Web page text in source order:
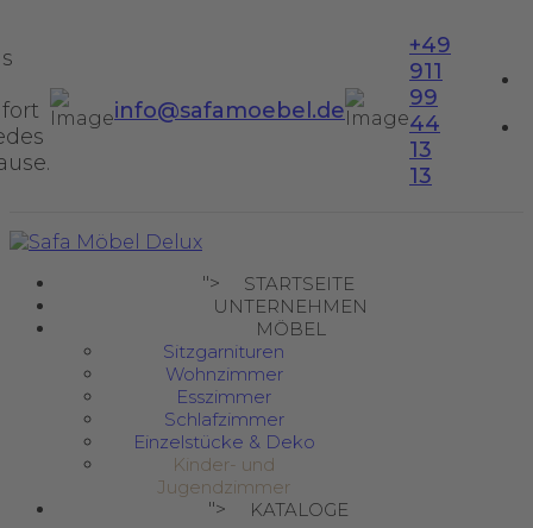
info@safamoebel.de
+49
911
99
44
13
13
">
STARTSEITE
UNTERNEHMEN
MÖBEL
Sitzgarnituren
Wohnzimmer
Esszimmer
Schlafzimmer
Einzelstücke & Deko
Kinder- und
Jugendzimmer
">
KATALOGE